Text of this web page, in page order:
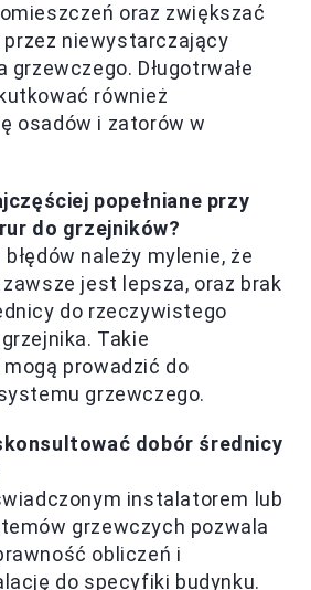
oraz zwiększać
przez niewystarczający
grzewczego. Długotrwałe
również
osadów i zatorów w
popełniane przy
do grzejników?
należy mylenie, że
jest lepsza, oraz brak
do rzeczywistego
Takie
prowadzić do
grzewczego.
dobór średnicy
instalatorem lub
grzewczych pozwala
obliczeń i
do specyfiki budynku.